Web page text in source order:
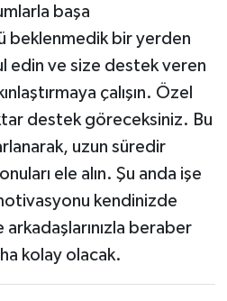
başa
beklenmedik bir yerden
edin ve size destek veren
çalışın. Özel
destek göreceksiniz. Bu
uzun süredir
ele alın. Şu anda işe
kendinizde
arkadaşlarınızla beraber
kolay olacak.